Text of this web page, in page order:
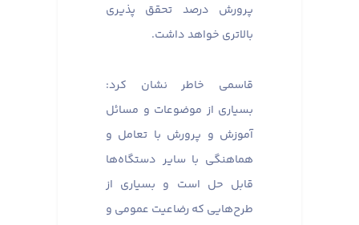
پرورش درصد تحقق پذیری
بالاتری خواهد داشت.
قاسمی خاطر نشان کرد:
بسیاری از موضوعات و مسائل
آموزش و پرورش با تعامل و
هماهنگی با سایر دستگاه‌ها
قابل حل است و بسیاری از
طرح‌هایی که رضاعیت عمومی و